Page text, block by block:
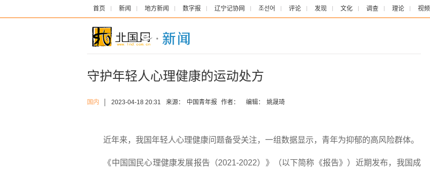
首页 新闻 地方新闻 数字报 辽宁记协网 조선어 评论 发现 文化 调查 理论 视频
守护年轻人心理健康的运动处方
国内 2023-04-18 20:31 来源： 中国青年报 作者： 编辑： 姚晟琦
近年来，我国年轻人心理健康问题备受关注，一组数据显示，青年为抑郁的高风险群体。
《中国国民心理健康发展报告（2021-2022）》（以下简称《报告》）近期发布，我国成